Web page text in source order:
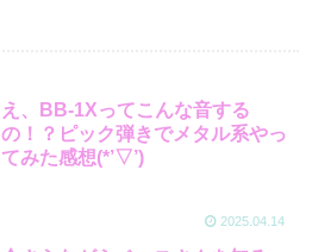
え、BB-1Xってこんな音する
の！？ピック弾きでメタル系やっ
てみた感想(*’▽’)
2025.04.14